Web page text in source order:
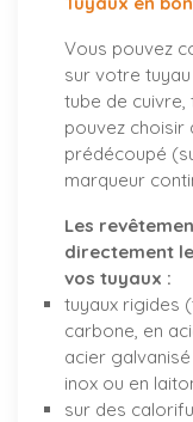
Vous pouvez
sur votre
tube de cuivre,
pouvez choisir
prédécoupé
marqueur
Les
directement
vos tuyaux :
tuyaux rigides
carbone, en
acier
inox ou en
sur des